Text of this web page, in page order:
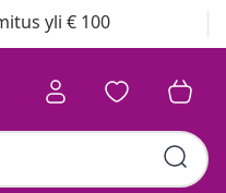
yli € 100